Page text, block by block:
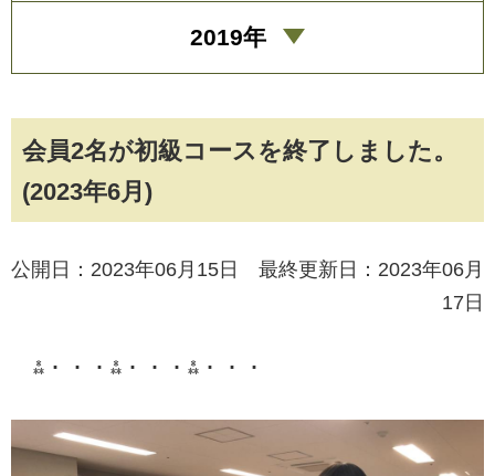
会員2名が初級コースを終了しました。
(2023年6月)
公開日：2023年06月15日 最終更新日：2023年06月
17日
⁂・・・⁂・・・⁂・・・
2019年